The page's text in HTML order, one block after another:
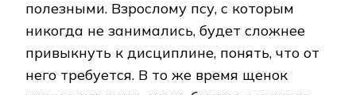
полезными. Взрослому псу, с которым
никогда не занимались, будет сложнее
привыкнуть к дисциплине, понять, что от
него требуется. В то же время щенок